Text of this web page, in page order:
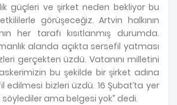
güçleri ve şirket neden bekliyor bu
görüşeceğiz. Artvin halkının
her tarafı kısıtlanmış durumda.
alanda açıkta sersefil yatması
gerçekten üzdü. Vatanını milletini
bu şekilde bir şirket adına
edilmesi bizleri üzdü. 16 Şubat’ta yer
söylediler ama belgesi yok” dedi.